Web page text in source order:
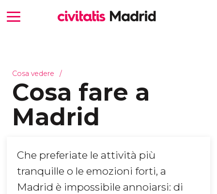
Cosa vedere
Cosa fare a
Madrid
Che preferiate le attività più
tranquille o le emozioni forti, a
Madrid è impossibile annoiarsi: di